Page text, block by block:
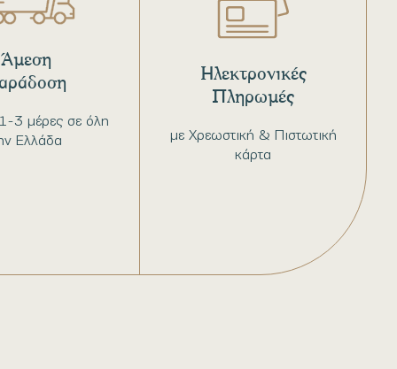
3 μέρες σε όλη
Ελλάδα
Άμεση
με Χρεωστική & Πιστωτική
κάρτα
Ηλεκτρονικές
Πληρωμές